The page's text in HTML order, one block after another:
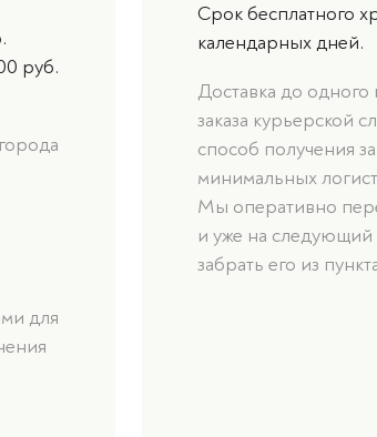
руб.
для
Срок бесплатного
календарных дней.
Доставка до
заказа курьерской
способ получения
минимальных
Мы оперативно
и уже на следующий
забрать его из